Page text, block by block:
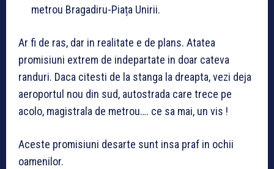
metrou Bragadiru-Piața Unirii.
Ar fi de ras, dar in realitate e de plans. Atatea
promisiuni extrem de indepartate in doar cateva
randuri. Daca citesti de la stanga la dreapta, vezi deja
aeroportul nou din sud, autostrada care trece pe
acolo, magistrala de metrou…. ce sa mai, un vis !
Aceste promisiuni desarte sunt insa praf in ochii
oamenilor.